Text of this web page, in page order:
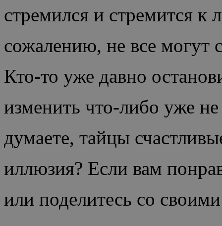
стремился и стремится к
сожалению, не все могут
Кто-то уже давно
изменить что-либо уже
думаете, тайцы
иллюзия? Если вам
или поделитесь со